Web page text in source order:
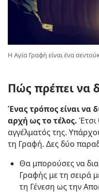
Η Αγία Γραφή είναι ένα
Πώς πρέπει να
Ένας τρόπος είναι να
αρχή ως το τέλος. Έτσι
αγγέλματός της.
τη Γραφή. Δες δύο
Θα μπορούσες να
Γραφής με τη σειρά
τη Γένεση ως την